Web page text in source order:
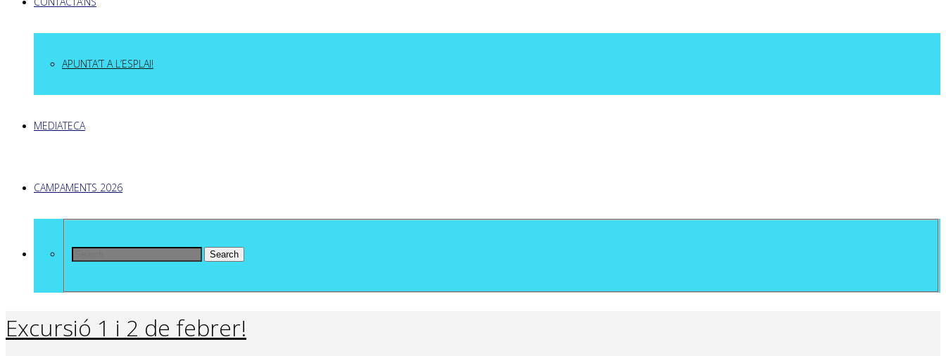
APUNTA’T A L’ESPLAI!
MEDIATECA
CAMPAMENTS 2026
Search
Excursió 1 i 2 de febrer!